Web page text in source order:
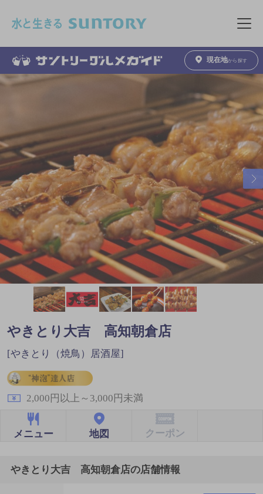
メニュ
現在地から探す
やきとり大吉 高知朝倉店
[やきとり（焼鳥）居酒屋]
2,000円以上～3,000円未満
メニュー 地図 クーポン
やきとり大吉 高知朝倉店の店舗情報